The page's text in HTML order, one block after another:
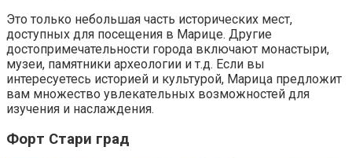
Это только небольшая часть исторических мест,
доступных для посещения в Марице. Другие
достопримечательности города включают монастыри,
музеи, памятники археологии и т.д. Если вы
интересуетесь историей и культурой, Марица предложит
вам множество увлекательных возможностей для
изучения и наслаждения.
Форт Стари град